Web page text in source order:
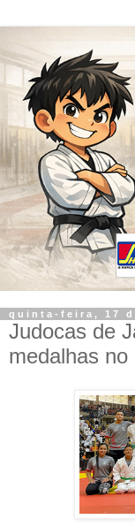
quinta-feira, 17
Judocas de
medalhas